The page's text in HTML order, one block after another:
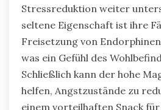
Stressreduktion weiter
seltene Eigenschaft ist ihre
Freisetzung von
was ein Gefühl des
Schließlich kann der hohe
helfen, Angstzustände zu
einem vorteilhaften Snack